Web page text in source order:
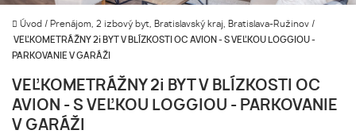
Úvod / Prenájom, 2 izbový byt, Bratislavský kraj, Bratislava-Ružinov /
VEĽKOMETRÁŽNY 2i BYT V BLÍZKOSTI OC AVION - S VEĽKOU LOGGIOU -
PARKOVANIE V GARÁŽI
VEĽKOMETRÁŽNY 2i BYT V BLÍZKOSTI OC
AVION - S VEĽKOU LOGGIOU - PARKOVANIE
V GARÁŽI